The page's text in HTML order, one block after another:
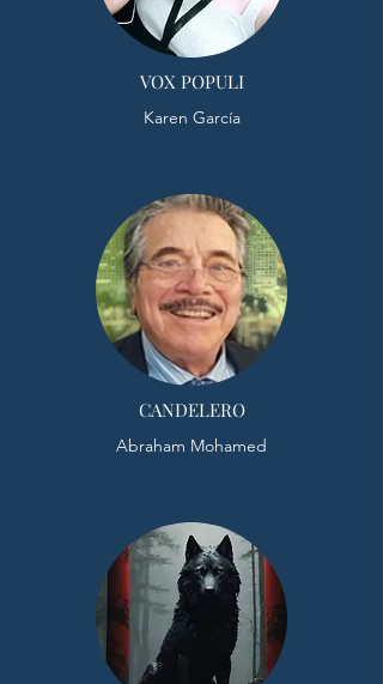
VOX POPULI
Karen García
CANDELERO
Abraham Mohamed